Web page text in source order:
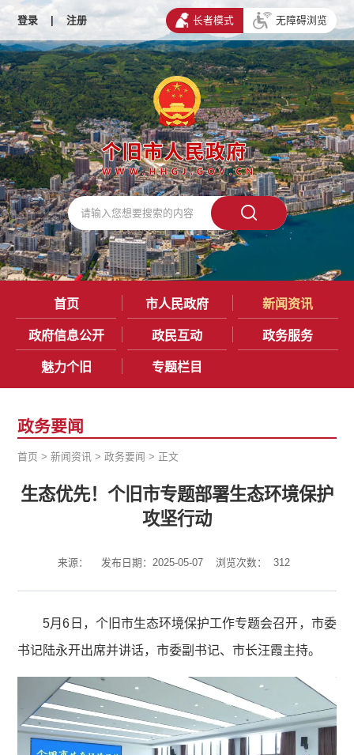
登录 | 注册 长者模式 无障碍浏览
首页 市人民政府 新闻资讯
政府信息公开 政民互动 政务服务
魅力个旧 专题栏目
政务要闻
首页 >新闻资讯 >政务要闻 > 正文
生态优先！个旧市专题部署生态环境保护
攻坚行动
来源： 发布日期：2025-05-07 浏览次数： 312
5月6日，个旧市生态环境保护工作专题会召开，市委
书记陆永开出席并讲话，市委副书记、市长汪霞主持。